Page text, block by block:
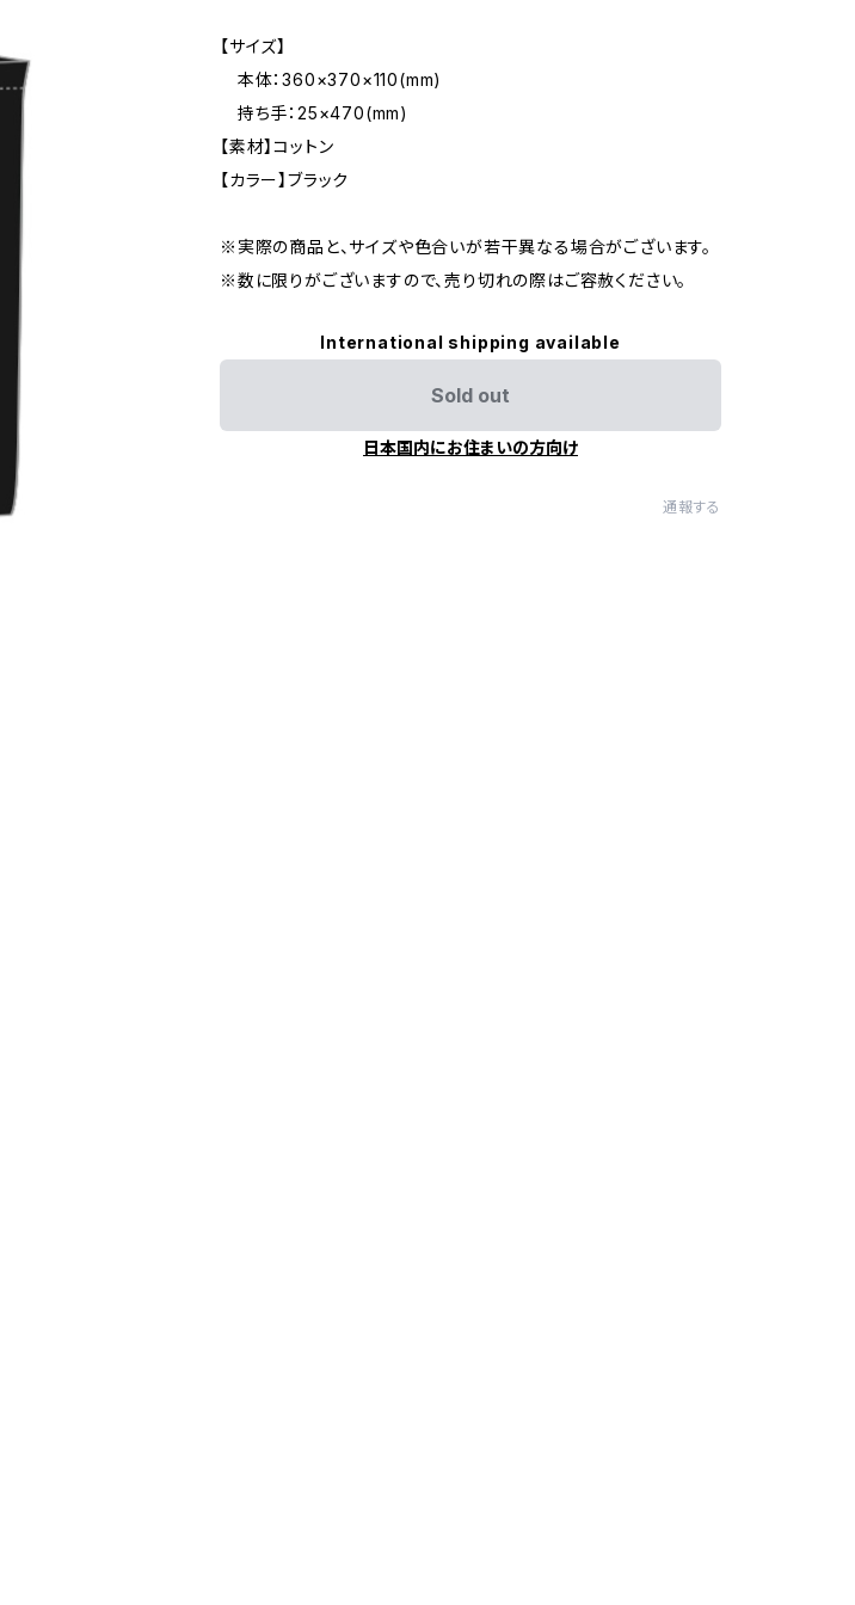
【サイズ】
本体：360×370×110(mm)
持ち手：25×470(mm)
【素材】コットン
【カラー】ブラック
※実際の商品と、サイズや色合いが若干異なる場合がございます。
※数に限りがございますので、売り切れの際はご容赦ください。
International shipping available
Sold out
日本国内にお住まいの方向け
通報する